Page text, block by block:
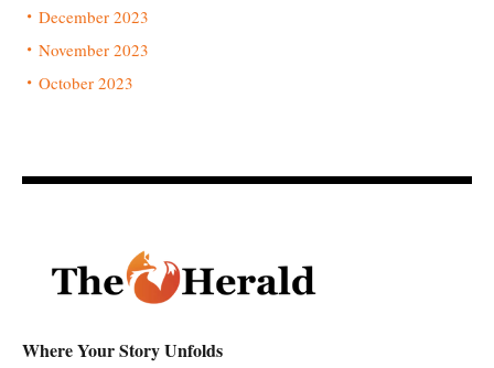
December 2023
November 2023
October 2023
Where Your Story Unfolds